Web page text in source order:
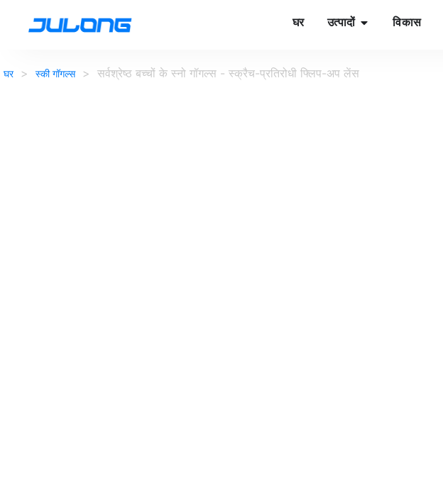
घर उत्पादों विकास
घर > स्की गॉगल्स > सर्वश्रेष्ठ बच्चों के स्नो गॉगल्स - स्क्रैच-प्रतिरोधी फ्लिप-अप लेंस